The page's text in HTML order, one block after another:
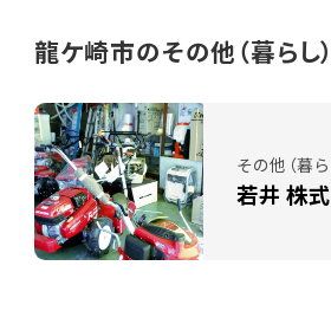
龍ケ崎市のその他（暮らし
その他（暮
若井 株